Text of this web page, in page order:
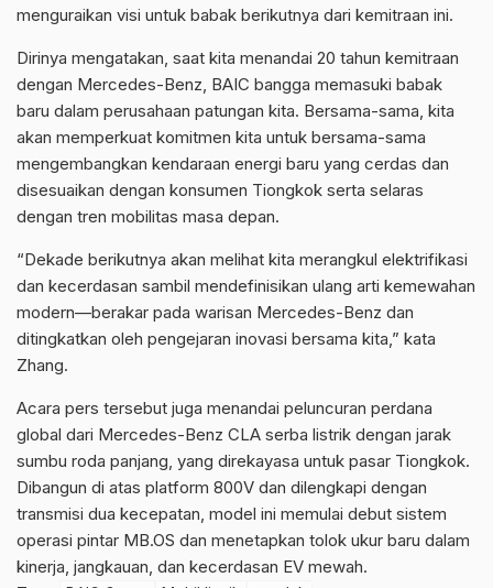
menguraikan visi untuk babak berikutnya dari kemitraan ini.
Dirinya mengatakan, saat kita menandai 20 tahun kemitraan
dengan Mercedes-Benz, BAIC bangga memasuki babak
baru dalam perusahaan patungan kita. Bersama-sama, kita
akan memperkuat komitmen kita untuk bersama-sama
mengembangkan kendaraan energi baru yang cerdas dan
disesuaikan dengan konsumen Tiongkok serta selaras
dengan tren mobilitas masa depan.
“Dekade berikutnya akan melihat kita merangkul elektrifikasi
dan kecerdasan sambil mendefinisikan ulang arti kemewahan
modern—berakar pada warisan Mercedes-Benz dan
ditingkatkan oleh pengejaran inovasi bersama kita,” kata
Zhang.
Acara pers tersebut juga menandai peluncuran perdana
global dari Mercedes-Benz CLA serba listrik dengan jarak
sumbu roda panjang, yang direkayasa untuk pasar Tiongkok.
Dibangun di atas platform 800V dan dilengkapi dengan
transmisi dua kecepatan, model ini memulai debut sistem
operasi pintar MB.OS dan menetapkan tolok ukur baru dalam
kinerja, jangkauan, dan kecerdasan EV mewah.